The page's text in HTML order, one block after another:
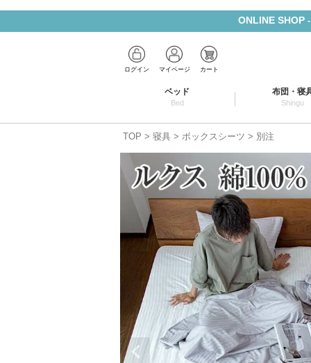
ONLINE SHOP
ログイン マイページ カート
ベッド
Bed
布団・寝
Shingu
TOP 寝具 ボックスシーツ 別注